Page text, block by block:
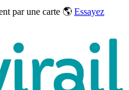
par une carte 🌎 Essayez